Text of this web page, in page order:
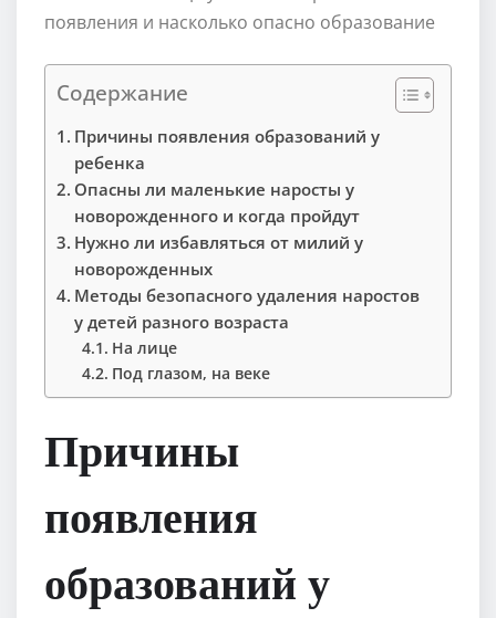
Содержание
Причины появления образований у
ребенка
Опасны ли маленькие наросты у
новорожденного и когда пройдут
Нужно ли избавляться от милий у
новорожденных
Методы безопасного удаления наростов
у детей разного возраста
На лице
Под глазом, на веке
Причины
появления
образований у